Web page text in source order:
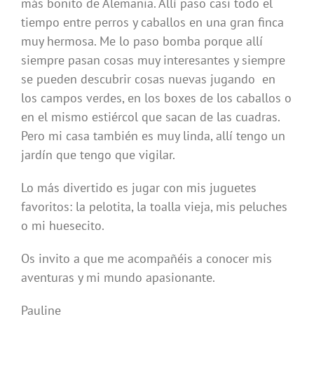
tiempo entre perros y caballos en una gran finca
muy hermosa. Me lo paso bomba porque allí
siempre pasan cosas muy interesantes y siempre
se pueden descubrir cosas nuevas jugando en
los campos verdes, en los boxes de los caballos o
en el mismo estiércol que sacan de las cuadras.
Pero mi casa también es muy linda, allí tengo un
jardín que tengo que vigilar.
Lo más divertido es jugar con mis juguetes
favoritos: la pelotita, la toalla vieja, mis peluches
o mi huesecito.
Os invito a que me acompañéis a conocer mis
aventuras y mi mundo apasionante.
Pauline